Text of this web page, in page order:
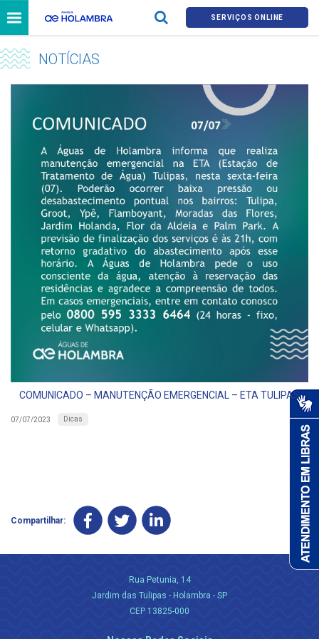
SERVIÇOS ONLINE
NOTÍCIAS
COMUNICADO – MANUTENÇÃO EMERGENCIAL – ETA TULIPAS
07/07/2023 Dicas
Compartilhar:
Rua Petunia, 14
Jardim das Tulipas - Holambra - SP
CEP 13825-000